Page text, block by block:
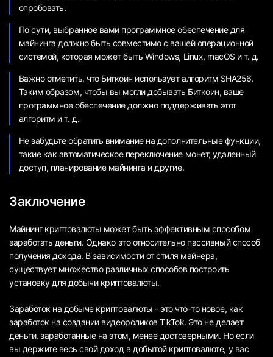
опробовать.
По сути, выбранное вами программное обеспечение для
майнинга должно быть совместимо с вашей операционной
системой, которая может быть Windows, Linux, macOS и т. д.
Важно отметить, что Биткоин использует алгоритм SHA256.
Таким образом, чтобы вы могли добывать Биткоин, ваше
программное обеспечение должно поддерживать этот
алгоритм и т. д.
Не забудьте обратить внимание на дополнительные функции,
такие как автоматическое переключение монет, удаленный
доступ, планирование майнинга и другие.
Заключение
Майнинг криптовалюты может быть эффективным способом
заработать деньги. Однако это относительно пассивный способ
получения дохода. В зависимости от стиля майнера,
существует множество различных способов построить
установку для добычи криптовалюты.
Заработок на добыче криптовалюты - это что-то новое, как
заработок на создании видеороликов TikTok. Это не делает
деньги, заработанные на этом, менее достоверными. Но если
вы держите весь свой доход в добытой криптовалюте, у вас